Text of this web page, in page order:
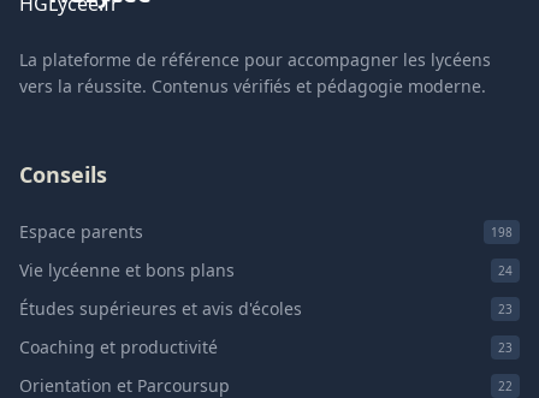
La plateforme de référence pour accompagner les lycéens
vers la réussite. Contenus vérifiés et pédagogie moderne.
Conseils
Espace parents 198
Vie lycéenne et bons plans 24
Études supérieures et avis d'écoles 23
Coaching et productivité 23
Orientation et Parcoursup 22